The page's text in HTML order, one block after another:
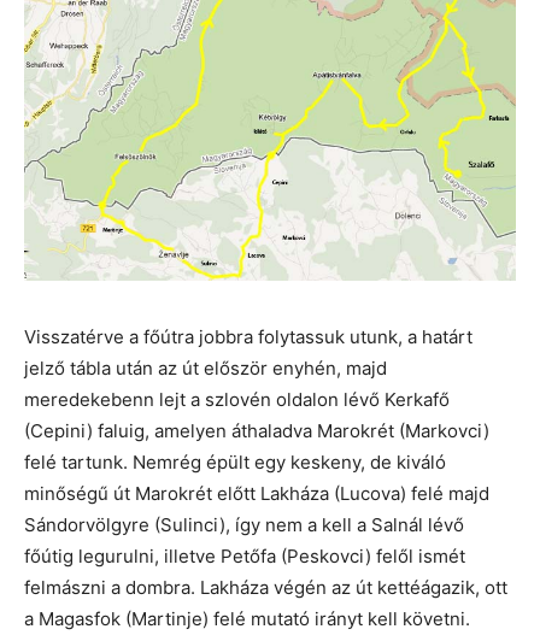
Visszatérve a főútra jobbra folytassuk utunk, a határt
jelző tábla után az út először enyhén, majd
meredekebenn lejt a szlovén oldalon lévő Kerkafő
(Cepini) faluig, amelyen áthaladva Marokrét (Markovci)
felé tartunk. Nemrég épült egy keskeny, de kiváló
minőségű út Marokrét előtt Lakháza (Lucova) felé majd
Sándorvölgyre (Sulinci), így nem a kell a Salnál lévő
főútig legurulni, illetve Petőfa (Peskovci) felől ismét
felmászni a dombra. Lakháza végén az út kettéágazik, ott
a Magasfok (Martinje) felé mutató irányt kell követni.